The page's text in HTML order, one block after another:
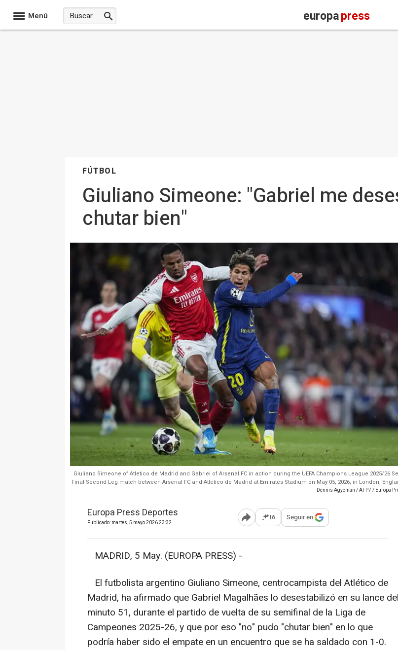
Menú europapress
FÚTBOL
Giuliano Simeone: "Gabriel me
chutar bien"
Giuliano Simeone of Atletico de Madrid and Gabriel of Arsenal FC in action during the UEFA Champions League 2025/26
Final Second Leg match between Arsenal FC and Atletico de Madrid at Emirates Stadium on May 05, 2026, in London,
- Dennis Agyeman / AFP7 / Europa
Europa Press Deportes
Publicado: martes, 5 mayo 2026 23:32 Abrir opciones para compartir
IA Seguir en
MADRID, 5 May. (EUROPA PRESS) -
El futbolista argentino Giuliano Simeone, centrocampista del Atlético de
Madrid, ha afirmado que Gabriel Magalhães lo desestabilizó en su lance del
minuto 51, durante el partido de vuelta de su semifinal de la Liga de
Campeones 2025-26, y que por eso "no" pudo "chutar bien" en lo que
podría haber sido el empate en un encuentro que se ha saldado con 1-0.